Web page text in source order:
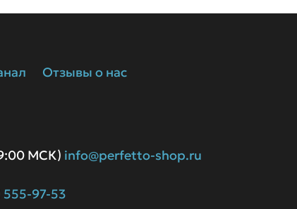
Отзывы о нас
МСК) info@perfetto-shop.ru
555-97-53